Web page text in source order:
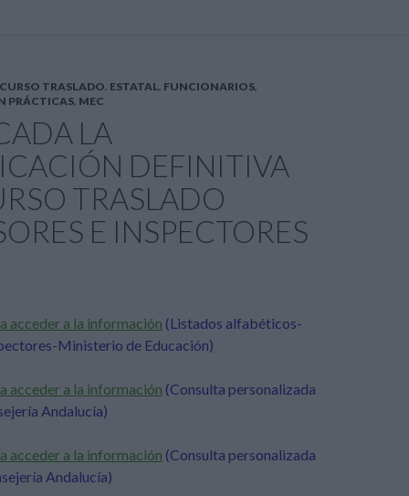
TRASLADO, ESTATAL, FUNCIONARIOS,
PRÁCTICAS, MEC
LA
DEFINITIVA
TRASLADO
E INSPECTORES
acceder a la información (Listados alfabéticos-
Ministerio de Educación)
acceder a la información (Consulta personalizada
Andalucía)
acceder a la información (Consulta personalizada
Andalucía)